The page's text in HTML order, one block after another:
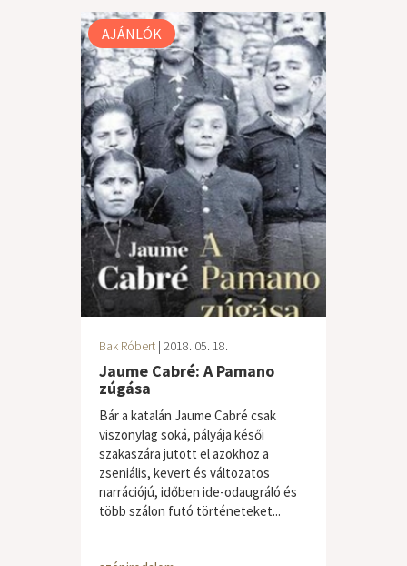
AJÁNLÓK
Bak Róbert | 2018. 05. 18.
Jaume Cabré: A Pamano
zúgása
Bár a katalán Jaume Cabré csak
viszonylag soká, pályája késői
szakaszára jutott el azokhoz a
zseniális, kevert és változatos
narrációjú, időben ide-odaugráló és
több szálon futó történeteket...